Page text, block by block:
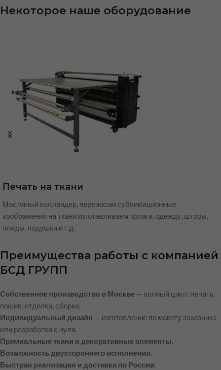
Некоторое наше оборудование
Печать на ткани
Масляный колландер, переносим сублимационные
изображения на ткани изготавливаем: флаги, одежду, шторы,
пледы, подушки и т.д.
Преимущества работы с компанией
БСД ГРУПП
Собственное производство в Москве — полный цикл: печать,
пошив, отделка, сборка.
Индивидуальный дизайн — изготовление по макету заказчика
или разработка с нуля.
Премиальные ткани и декоративные элементы.
Возможность двустороннего исполнения.
Быстрая реализация и доставка по России.